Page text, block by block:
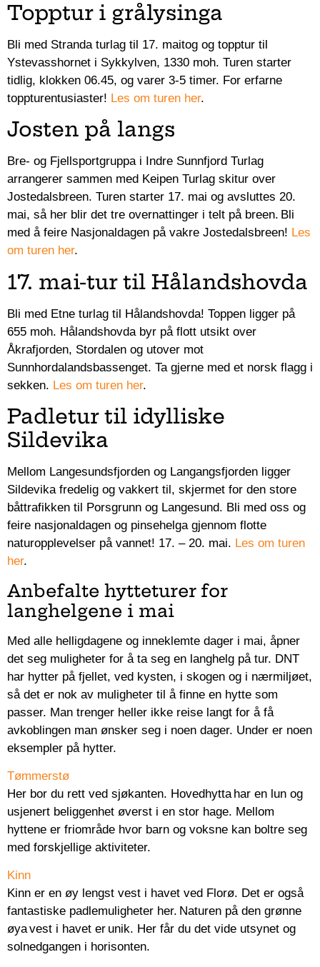
Topptur i grålysinga
Bli med Stranda turlag til 17. maitog og topptur til
Ystevasshornet i Sykkylven, 1330 moh. Turen starter
tidlig, klokken 06.45, og varer 3-5 timer. For erfarne
toppturentusiaster! Les om turen her.
Josten på langs
Bre- og Fjellsportgruppa i Indre Sunnfjord Turlag
arrangerer sammen med Keipen Turlag skitur over
Jostedalsbreen. Turen starter 17. mai og avsluttes 20.
mai, så her blir det tre overnattinger i telt på breen. Bli
med å feire Nasjonaldagen på vakre Jostedalsbreen! Les
om turen her.
17. mai-tur til Hålandshovda
Bli med Etne turlag til Hålandshovda! Toppen ligger på
655 moh. Hålandshovda byr på flott utsikt over
Åkrafjorden, Stordalen og utover mot
Sunnhordalandsbassenget. Ta gjerne med et norsk flagg i
sekken. Les om turen her.
Padletur til idylliske
Sildevika
Mellom Langesundsfjorden og Langangsfjorden ligger
Sildevika fredelig og vakkert til, skjermet for den store
båttrafikken til Porsgrunn og Langesund. Bli med oss og
feire nasjonaldagen og pinsehelga gjennom flotte
naturopplevelser på vannet! 17. – 20. mai. Les om turen
her.
Anbefalte hytteturer for
langhelgene i mai
Med alle helligdagene og inneklemte dager i mai, åpner
det seg muligheter for å ta seg en langhelg på tur. DNT
har hytter på fjellet, ved kysten, i skogen og i nærmiljøet,
så det er nok av muligheter til å finne en hytte som
passer. Man trenger heller ikke reise langt for å få
avkoblingen man ønsker seg i noen dager. Under er noen
eksempler på hytter.
Tømmerstø
Her bor du rett ved sjøkanten. Hovedhytta har en lun og
usjenert beliggenhet øverst i en stor hage. Mellom
hyttene er friområde hvor barn og voksne kan boltre seg
med forskjellige aktiviteter.
Kinn
Kinn er en øy lengst vest i havet ved Florø. Det er også
fantastiske padlemuligheter her. Naturen på den grønne
øya vest i havet er unik. Her får du det vide utsynet og
solnedgangen i horisonten.